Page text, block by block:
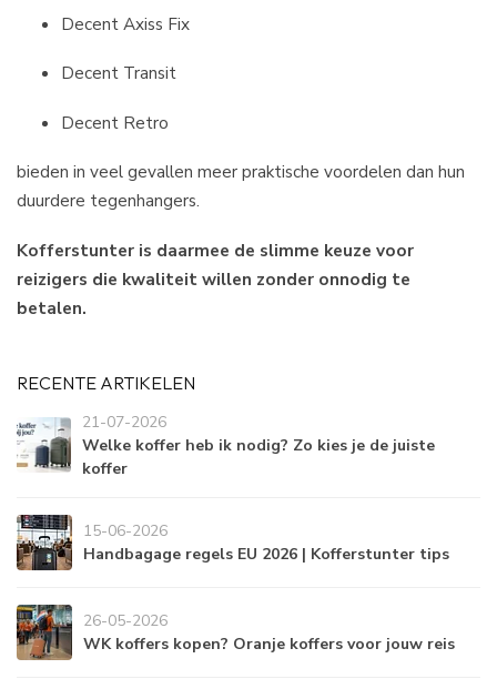
Decent Axiss Fix
Decent Transit
Decent Retro
bieden in veel gevallen meer praktische voordelen dan hun
duurdere tegenhangers.
Kofferstunter is daarmee de slimme keuze voor
reizigers die kwaliteit willen zonder onnodig te
betalen.
RECENTE ARTIKELEN
21-07-2026
Welke koffer heb ik nodig? Zo kies je de juiste
koffer
15-06-2026
Handbagage regels EU 2026 | Kofferstunter tips
26-05-2026
WK koffers kopen? Oranje koffers voor jouw reis